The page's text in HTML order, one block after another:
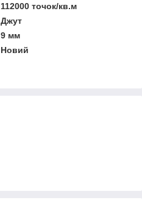
112000 точок/кв.м
Джут
9 мм
Новий